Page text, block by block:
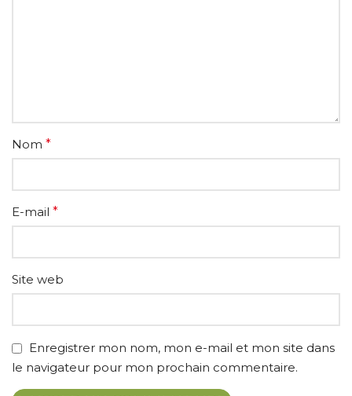
Nom *
E-mail *
Site web
Enregistrer mon nom, mon e-mail et mon site dans
le navigateur pour mon prochain commentaire.